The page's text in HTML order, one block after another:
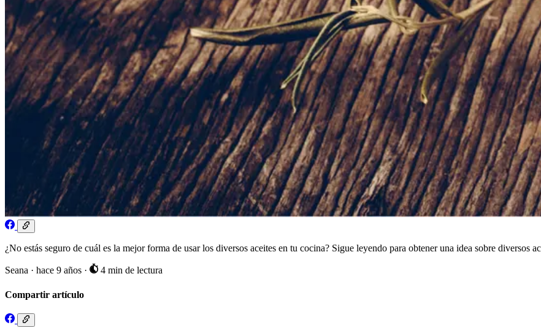
¿No estás seguro de cuál es la mejor forma de usar los diversos aceites en tu cocina? Sigue leyendo para obtener una idea sobre diversos
Seana · hace 9 años · 4 min de lectura
Compartir artículo